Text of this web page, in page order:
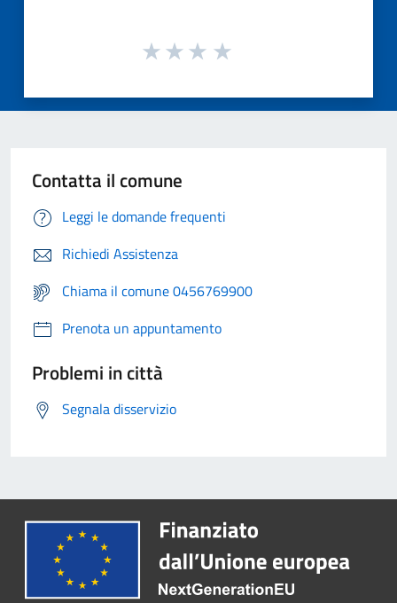
Contatta il comune
Leggi le domande frequenti
Richiedi Assistenza
Chiama il comune 0456769900
Prenota un appuntamento
Problemi in città
Segnala disservizio